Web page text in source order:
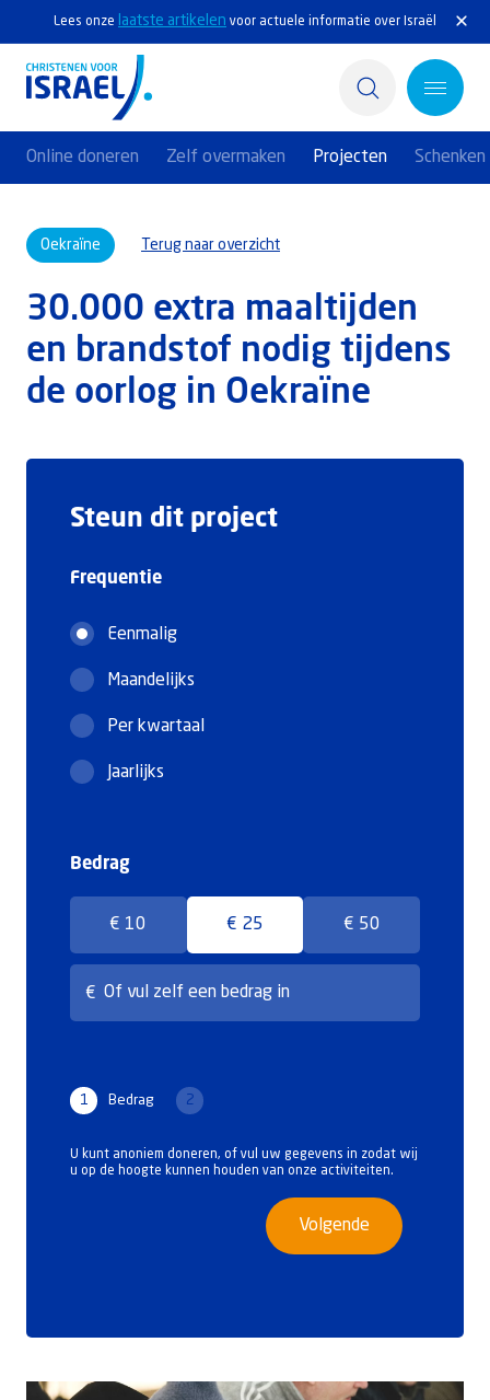
Lees onze laatste artikelen voor actuele informatie over Israël
Online doneren Zelf overmaken Projecten
Actief
Ontdek
Steun Israël
Oekraïne Terug naar overzicht
30.000 extra maaltijden
en brandstof nodig tijdens
de oorlog in Oekraïne
Steun dit project
Frequentie
Eenmalig
Maandelijks
Per kwartaal
Jaarlijks
Bedrag
€ 10 € 25 € 50
1 Bedrag 2
U kunt anoniem doneren, of vul uw gegevens in zodat wij
u op de hoogte kunnen houden van onze activiteiten.
Volgende